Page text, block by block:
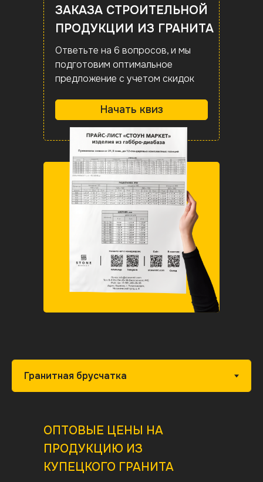
Начать квиз
ЗАКАЗА СТРОИТЕЛЬНОЙ
ПРОДУКЦИИ ИЗ ГРАНИТА
Ответьте на 6 вопросов, и мы
подготовим оптимальное
предложение с учетом скидок
ОПТОВЫЕ ЦЕНЫ НА
ПРОДУКЦИЮ ИЗ
КУПЕЦКОГО ГРАНИТА